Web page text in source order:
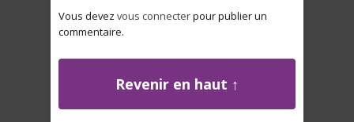
Vous devez vous connecterpour publier un
commentaire.
Revenir en haut ↑